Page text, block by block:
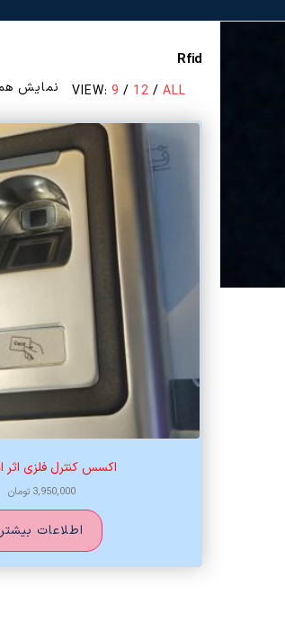
Rfid
VIEW: 9 / 12 / ALL نمایش همه 3
اکسس کنترل فلزی اثر
3,950,000 تومان
اطلاعات بیشتر